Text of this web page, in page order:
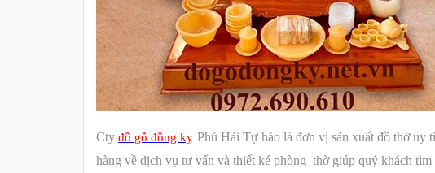
Cty đồ gỗ đồng kỵ Phú Hải Tự hào là đơn vị sản xuất đồ thờ
hàng về dịch vụ tư vấn và thiết ké phòng thờ giúp quý khách